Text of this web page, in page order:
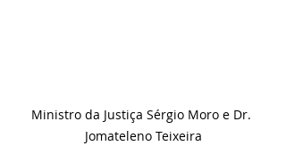
Ministro da Justiça Sérgio Moro e Dr.
Jomateleno Teixeira